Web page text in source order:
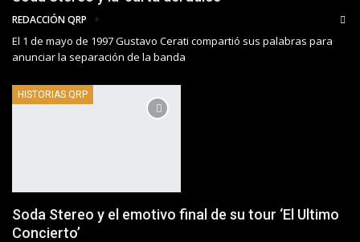
REDACCIÓN QRP
El 1 de mayo de 1997 Gustavo Cerati compartió sus palabras para
anunciar la separación de la banda
HISTORIAS QRP
Soda Stereo y el emotivo final de su tour ‘El Ultimo
Concierto’